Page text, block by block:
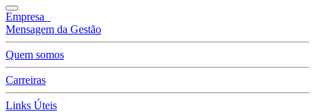
Empresa
Mensagem da Gestão
Quem somos
Carreiras
Links Úteis